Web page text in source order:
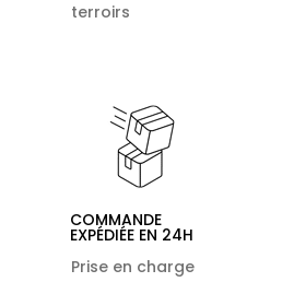
terroirs
COMMANDE
EXPÉDIÉE EN 24H
Prise en charge